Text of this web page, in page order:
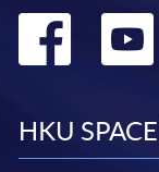
轉
HKU